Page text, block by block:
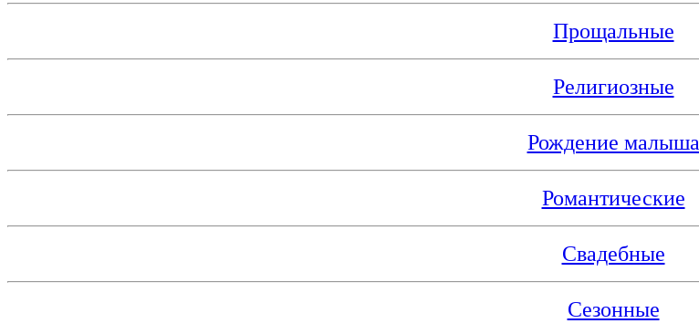
Прощальные
Религиозные
Рождение малыша
Романтические
Свадебные
Сезонные